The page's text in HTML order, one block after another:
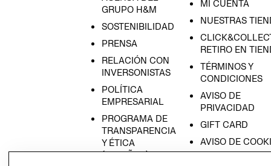
GRUPO H&M
SOSTENIBILIDAD
PRENSA
RELACIÓN CON
INVERSONISTAS
POLÍTICA
EMPRESARIAL
PROGRAMA DE
TRANSPARENCIA
Y ÉTICA
(ESPAÑOL)
MI CUENTA
NUESTRAS
RETIRO EN
TÉRMINOS Y
CONDICIONES
AVISO DE
PRIVACIDAD
GIFT CARD
AVISO DE